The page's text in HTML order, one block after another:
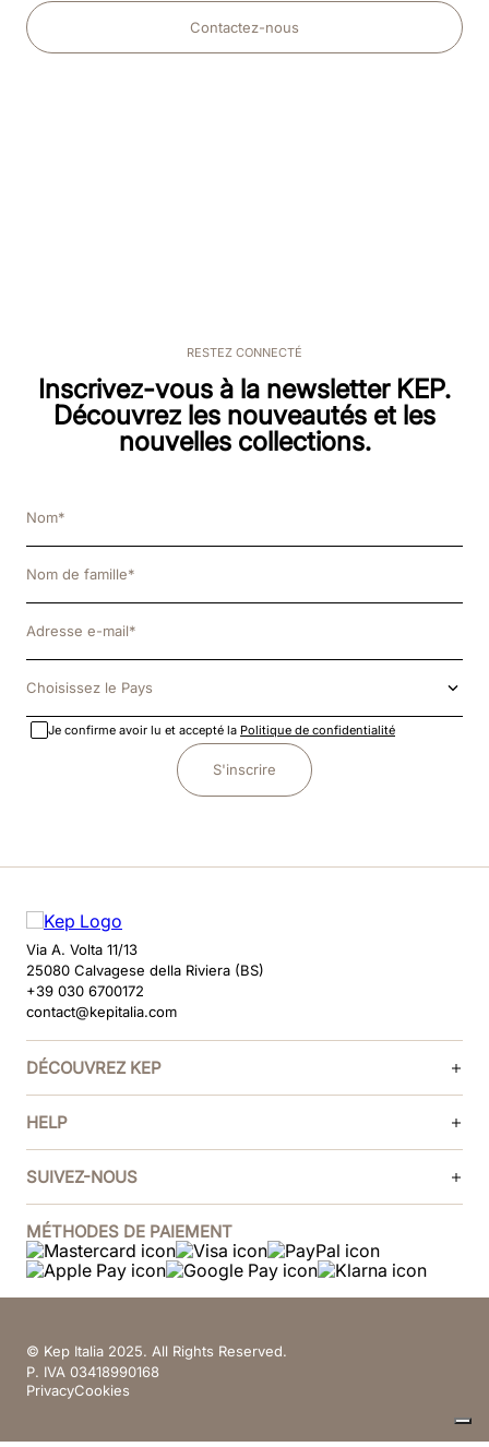
Contactez-nous
RESTEZ CONNECTÉ
Inscrivez-vous à la newsletter KEP.
Découvrez les nouveautés et les
nouvelles collections.
Choisissez le Pays
Je confirme avoir lu et accepté la Politique de confidentialité
S'inscrire
Via A. Volta 11/13
25080 Calvagese della Riviera (BS)
+39 030 6700172
contact@kepitalia.com
DÉCOUVREZ KEP
HELP
SUIVEZ-NOUS
MÉTHODES DE PAIEMENT
© Kep Italia 2025. All Rights Reserved.
P. IVA 03418990168
PrivacyCookies